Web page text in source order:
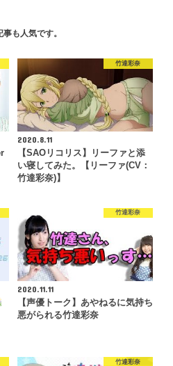
も人気です。
竹達彩奈
2020.8.11
【SAOリコリス】リーファと添
い寝してみた。【リーファ(CV：
竹達彩奈)】
竹達彩奈
2020.11.11
【声優トーク】あやねるに気持ち
悪がられる竹達彩奈
竹達彩奈